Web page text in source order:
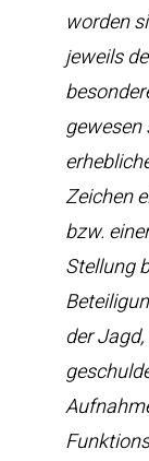
worden
jeweils
gewesen
Zeichen
bzw.
Stellung
der